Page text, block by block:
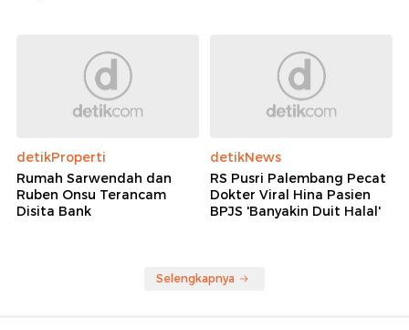
detikProperti
Rumah Sarwendah dan
Ruben Onsu Terancam
Disita Bank
detikNews
RS Pusri Palembang Pecat
Dokter Viral Hina Pasien
BPJS 'Banyakin Duit Halal'
Selengkapnya